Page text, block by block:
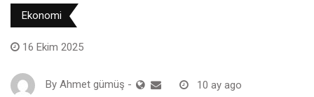
Ekonomi
16 Ekim 2025
By Ahmet gümüş - 10 ay ago